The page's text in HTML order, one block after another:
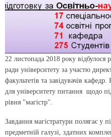
22 листопада 2018 року відбулося
ради університету за участю
факультетів та завідувачів
для університету питання щодо
рівня "магістр".
Завдання магістратури полягає у
предметній галузі, здатних